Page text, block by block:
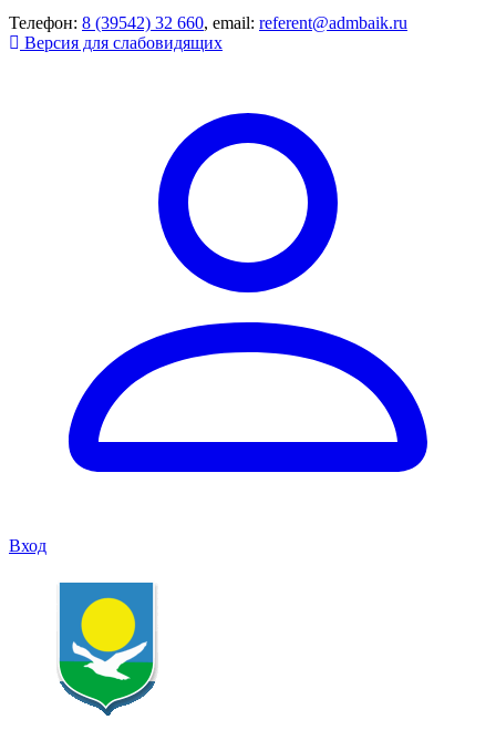
Телефон: 8 (39542) 32 660, email: referent@admbaik.ru
Версия для слабовидящих
Вход